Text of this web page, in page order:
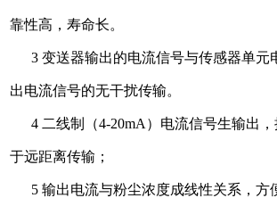
靠性高，寿命长。
3 变送器输出的电流信号与传感器单元
出电流信号的无干扰传输。
4 二线制（4-20mA）电流信号生输出
于远距离传输；
5 输出电流与粉尘浓度成线性关系，方